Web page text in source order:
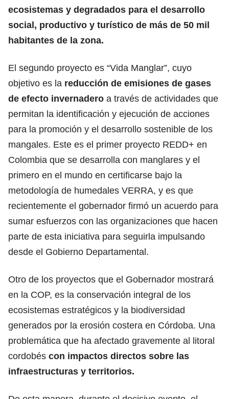
ecosistemas y degradados para el desarrollo
social, productivo y turístico de más de 50 mil
habitantes de la zona.
El segundo proyecto es “Vida Manglar”, cuyo
objetivo es la reducción de emisiones de gases
de efecto invernadero a través de actividades que
permitan la identificación y ejecución de acciones
para la promoción y el desarrollo sostenible de los
mangales. Este es el primer proyecto REDD+ en
Colombia que se desarrolla con manglares y el
primero en el mundo en certificarse bajo la
metodología de humedales VERRA, y es que
recientemente el gobernador firmó un acuerdo para
sumar esfuerzos con las organizaciones que hacen
parte de esta iniciativa para seguirla impulsando
desde el Gobierno Departamental.
Otro de los proyectos que el Gobernador mostrará
en la COP, es la conservación integral de los
ecosistemas estratégicos y la biodiversidad
generados por la erosión costera en Córdoba. Una
problemática que ha afectado gravemente al litoral
cordobés con impactos directos sobre las
infraestructuras y territorios.